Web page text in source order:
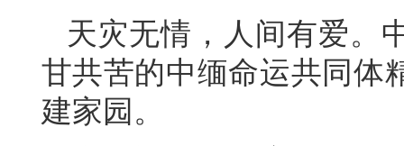
天灾无情，人间有爱。
甘共苦的中缅命运共同体
建家园。